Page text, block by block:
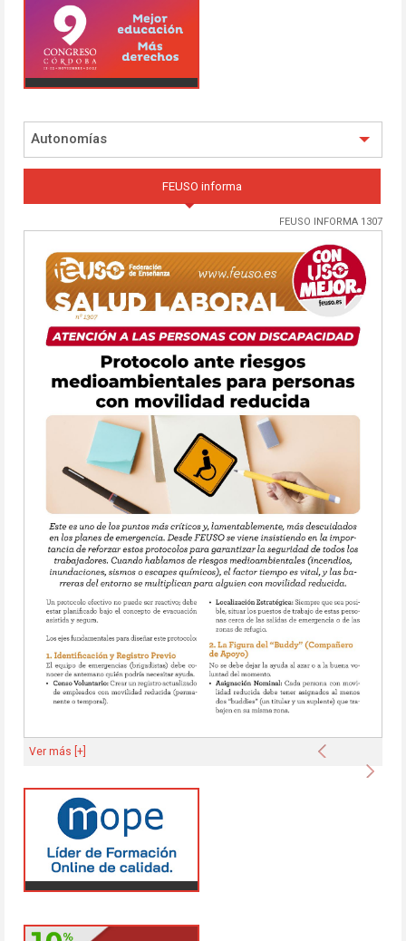
Autonomías
FEUSO informa
FEUSO INFORMA 1307
Anterior
Ver más [+]